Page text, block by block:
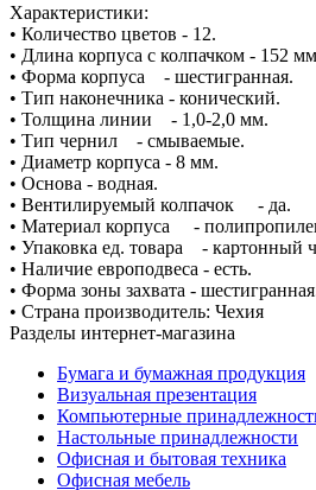
Характеристики:
• Количество цветов - 12.
• Длина корпуса с колпачком - 152
• Форма корпуса - шестигранная.
• Тип наконечника - конический.
• Толщина линии - 1,0-2,0 мм.
• Тип чернил - смываемые.
• Диаметр корпуса - 8 мм.
• Основа - водная.
• Вентилируемый колпачок - да.
• Материал корпуса -
• Упаковка ед. товара - картонный
• Наличие европодвеса - есть.
• Форма зоны захвата -
• Страна производитель: Чехия
Разделы интернет-магазина
Бумага и бумажная продукция
Визуальная презентация
Компьютерные
Настольные принадлежности
Офисная и бытовая техника
Офисная мебель